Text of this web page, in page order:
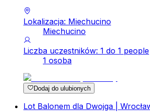
Lokalizacja: Miechucino
Miechucino
Liczba uczestników: 1 do 1 people
1 osoba
Dodaj do ulubionych
Lot Balonem dla Dwojga |